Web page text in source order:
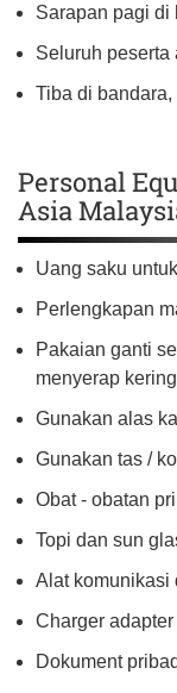
Sarapan pagi di
Seluruh peserta
Tiba di
Personal
Asia
Uang saku
Perlengkapan
Pakaian ganti
menyerap
Gunakan alas
Gunakan tas /
Obat - obatan
Topi dan sun
Alat komunikasi
Charger
Dokument